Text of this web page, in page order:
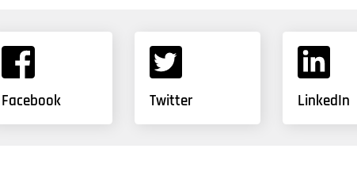
Facebook Twitter LinkedIn